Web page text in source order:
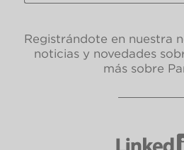
Registrándote en nuestra
noticias y novedades
más sobre